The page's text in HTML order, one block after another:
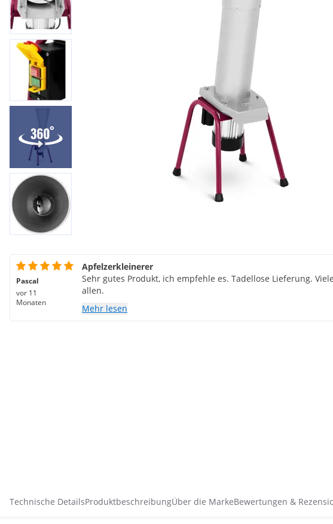
Pascal
vor 11
Monaten
Apfelzerkleinerer
Sehr gutes Produkt, ich empfehle es. Tadellose Lieferung.
allen.
Mehr lesen
Technische DetailsProduktbeschreibungÜber die MarkeBewertungen &